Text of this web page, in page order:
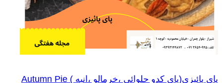
پای پائیزی(پای کدو حلوائی ،خرمالو ،انبه ) Autumn Pie